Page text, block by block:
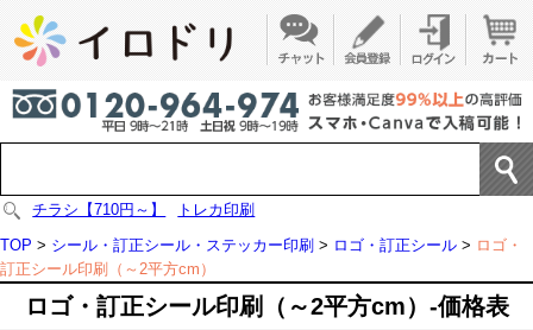
チラシ【710円～】
トレカ印刷
TOP > シール・訂正シール・ステッカー印刷 > ロゴ・訂正シール > ロゴ・
訂正シール印刷（～2平方cm）
ロゴ・訂正シール印刷（～2平方cm）-価格表